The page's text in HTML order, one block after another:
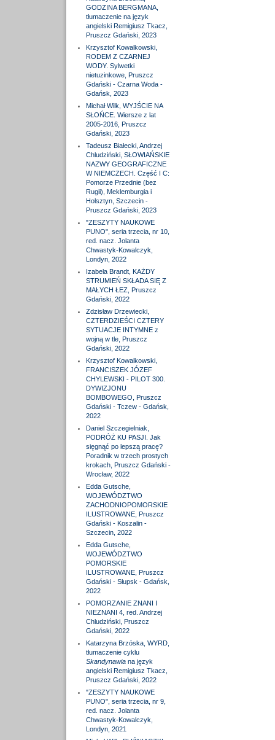
GODZINA BERGMANA,
tłumaczenie na język
angielski Remigiusz Tkacz,
Pruszcz Gdański, 2023
Krzysztof Kowalkowski,
RODEM Z CZARNEJ
WODY. Sylwetki
nietuzinkowe, Pruszcz
Gdański - Czarna Woda -
Gdańsk, 2023
Michał Wilk, WYJŚCIE NA
SŁOŃCE. Wiersze z lat
2005-2016, Pruszcz
Gdański, 2023
Tadeusz Białecki, Andrzej
Chludziński, SŁOWIAŃSKIE
NAZWY GEOGRAFICZNE
W NIEMCZECH. Część I C:
Pomorze Przednie (bez
Rugii), Meklemburgia i
Holsztyn, Szczecin -
Pruszcz Gdański, 2023
"ZESZYTY NAUKOWE
PUNO", seria trzecia, nr 10,
red. nacz. Jolanta
Chwastyk-Kowalczyk,
Londyn, 2022
Izabela Brandt, KAŻDY
STRUMIEŃ SKŁADA SIĘ Z
MAŁYCH ŁEZ, Pruszcz
Gdański, 2022
Zdzisław Drzewiecki,
CZTERDZIEŚCI CZTERY
SYTUACJE INTYMNE z
wojną w tle, Pruszcz
Gdański, 2022
Krzysztof Kowalkowski,
FRANCISZEK JÓZEF
CHYLEWSKI - PILOT 300.
DYWIZJONU
BOMBOWEGO, Pruszcz
Gdański - Tczew - Gdańsk,
2022
Daniel Szczegielniak,
PODRÓŻ KU PASJI. Jak
sięgnąć po lepszą pracę?
Poradnik w trzech prostych
krokach, Pruszcz Gdański -
Wrocław, 2022
Edda Gutsche,
WOJEWÓDZTWO
ZACHODNIOPOMORSKIE
ILUSTROWANE, Pruszcz
Gdański - Koszalin -
Szczecin, 2022
Edda Gutsche,
WOJEWÓDZTWO
POMORSKIE
ILUSTROWANE, Pruszcz
Gdański - Słupsk - Gdańsk,
2022
POMORZANIE ZNANI I
NIEZNANI 4, red. Andrzej
Chludziński, Pruszcz
Gdański, 2022
Katarzyna Brzóska, WYRD,
tłumaczenie cyklu
Skandynawiana język
angielski Remigiusz Tkacz,
Pruszcz Gdański, 2022
"ZESZYTY NAUKOWE
PUNO", seria trzecia, nr 9,
red. nacz. Jolanta
Chwastyk-Kowalczyk,
Londyn, 2021